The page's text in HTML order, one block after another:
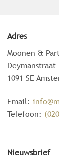
Adres
Moonen &
Deymanstraat
1091 SE
Email:
Telefoon:
Nieuwsbrief